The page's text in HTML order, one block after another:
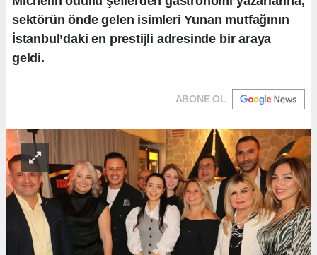
sektörün önde gelen isimleri Yunan mutfağının
İstanbul’daki en prestijli adresinde bir araya
geldi.
ABONE OL